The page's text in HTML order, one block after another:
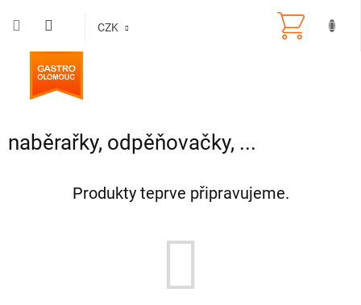
CZK
naběrařky, odpěňovačky, ...
Produkty teprve připravujeme.